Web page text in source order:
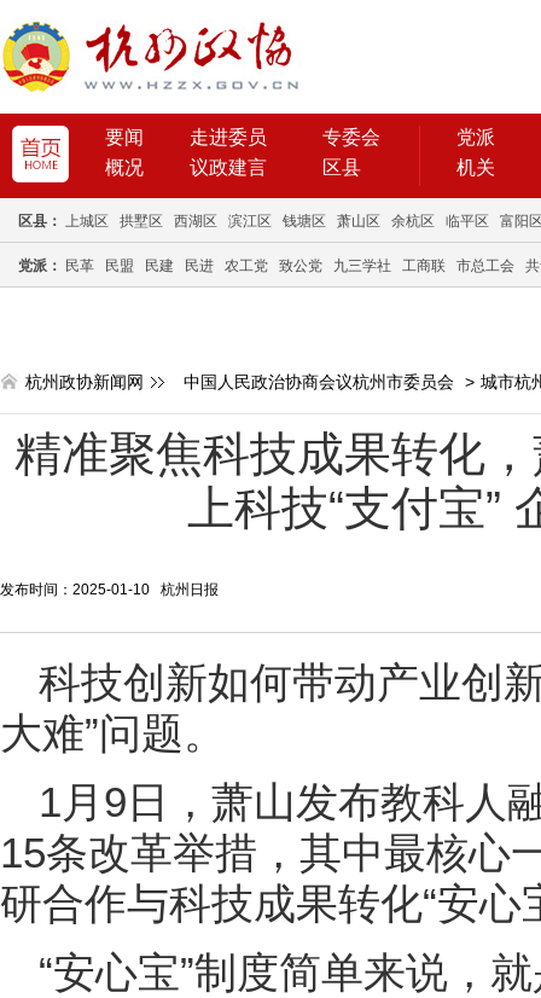
要闻 走进委员
专委会
概况
议政建言 区县
党派
机关
区县： 上城区 拱墅区 西湖区 滨江区 钱塘区 萧山区 余杭区 临平区 富阳
党派： 民革 民盟 民建 民进 农工党 致公党 九三学社 工商联 市总工会
杭州政协新闻网 中国人民政治协商会议杭州市委员会 > 城市杭
精准聚焦科技成果转化
上科技“支付宝”
发布时间：2025-01-10 杭州日报
科技创新如何带动产业创
大难”问题。
1月9日，萧山发布教科人
15条改革举措，其中最核心
研合作与科技成果转化“安心
“安心宝”制度简单来说，